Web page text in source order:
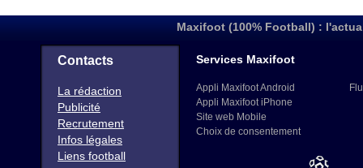
Maxifoot (100% Football) :
Contacts
La rédaction
Publicité
Recrutement
Infos légales
Liens football
Services Maxifoot
Appli Maxifoot Android
Appli Maxifoot iPhone
Site web Mobile
Choix de consentement